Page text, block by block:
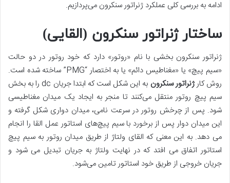
ادامه به بررسی کلی عملکرد ژنراتور سنکرون می‌پردازیم.
ساختار ژنراتور سنکرون (القایی)
ژنراتور سنکرون بخشی با نام «روتور» دارد که خود روتور در دو حالت
«سیم پیچ» یا «مغناطیس دائم» یا به اختصار “PMG” ساخته شده است.
روش کارژنراتور سنکرون
به این شکل است که ابتدا جریان dc را به بخش
سیم پیچ روتور منتقل می‌کنند تا منجر به ایجاد یک میدان مغناطیسی
شود. پس از چرخش روتور در سرعت نامی، میدان دواری شکل گرفته و
این میدان دوار پس از برخورد با سیم پیچ‌های استاتور عمل القا را انجام
می دهد. به این معنی که القای ولتاژ از طریق میدان روتور به سیم پیچ
استاتور اتفاق می افتد که در نهایت ولتاژ به جریان تبدیل می شود و
جریان خروجی از طریق خود استاتور تامین می‌شود.